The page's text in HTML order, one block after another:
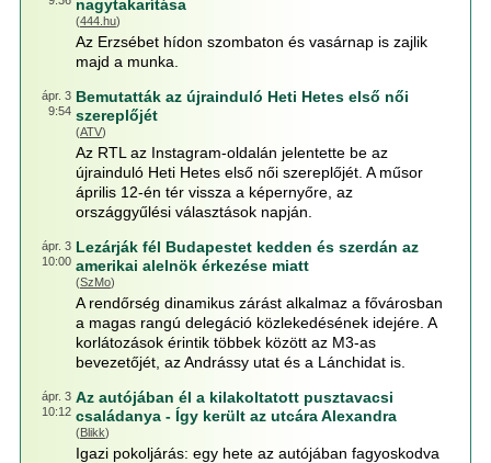
nagytakarítása
(444.hu)
Az Erzsébet hídon szombaton és vasárnap is zajlik
majd a munka.
ápr. 3
9:54
Bemutatták az újrainduló Heti Hetes első női
szereplőjét
(ATV)
Az RTL az Instagram-oldalán jelentette be az
újrainduló Heti Hetes első női szereplőjét. A műsor
április 12-én tér vissza a képernyőre, az
országgyűlési választások napján.
ápr. 3
10:00
Lezárják fél Budapestet kedden és szerdán az
amerikai alelnök érkezése miatt
(SzMo)
A rendőrség dinamikus zárást alkalmaz a fővárosban
a magas rangú delegáció közlekedésének idejére. A
korlátozások érintik többek között az M3-as
bevezetőjét, az Andrássy utat és a Lánchidat is.
ápr. 3
10:12
Az autójában él a kilakoltatott pusztavacsi
családanya - Így került az utcára Alexandra
(Blikk)
Igazi pokoljárás: egy hete az autójában fagyoskodva